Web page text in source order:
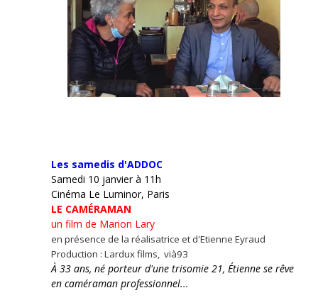
Les samedis d'ADDOC
Samedi 10 janvier à 11h
Cinéma Le Luminor, Paris
LE CAMÉRAMAN
un film de Marion Lary
en présence de la réalisatrice et d'Etienne Eyraud
Production : Lardux films, vià93
À 33 ans, né porteur d'une trisomie 21, Étienne se rêve
en caméraman professionnel...